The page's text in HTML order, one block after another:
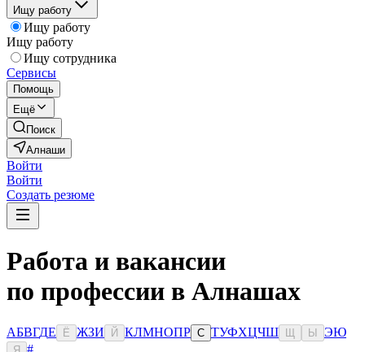
Ищу работу
Ищу работу
Ищу работу
Ищу сотрудника
Сервисы
Помощь
Ещё
Поиск
Алнаши
Войти
Войти
Создать резюме
Работа и вакансии
по профессии в Алнашах
АБВГДЕ Ё ЖЗИ Й КЛМНОПР С ТУФХЦЧШ Ы ЭЮ
#